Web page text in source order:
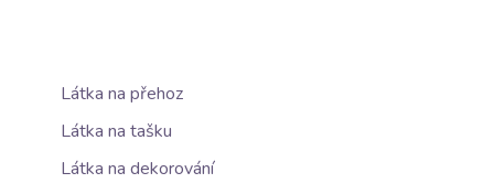
Látka na přehoz
Látka na tašku
Látka na dekorování